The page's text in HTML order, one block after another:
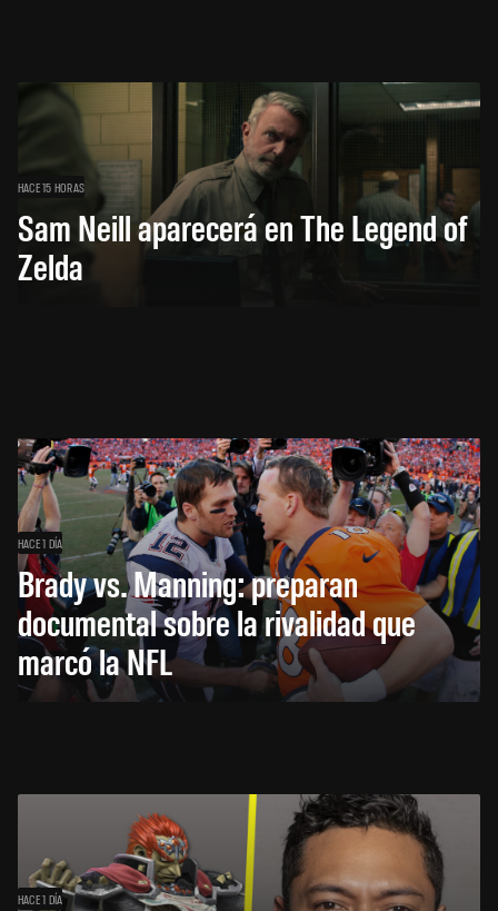
HACE 15 HORAS
Sam Neill aparecerá en The Legend of
Zelda
HACE 1 DÍA
Brady vs. Manning: preparan
documental sobre la rivalidad que
marcó la NFL
HACE 1 DÍA